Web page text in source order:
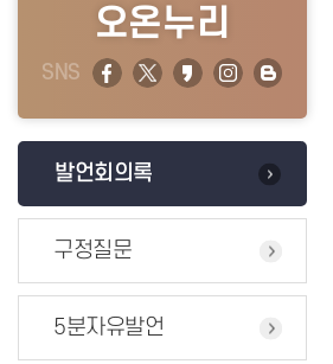
오온누리
SNS
발언회의록
구정질문
5분자유발언